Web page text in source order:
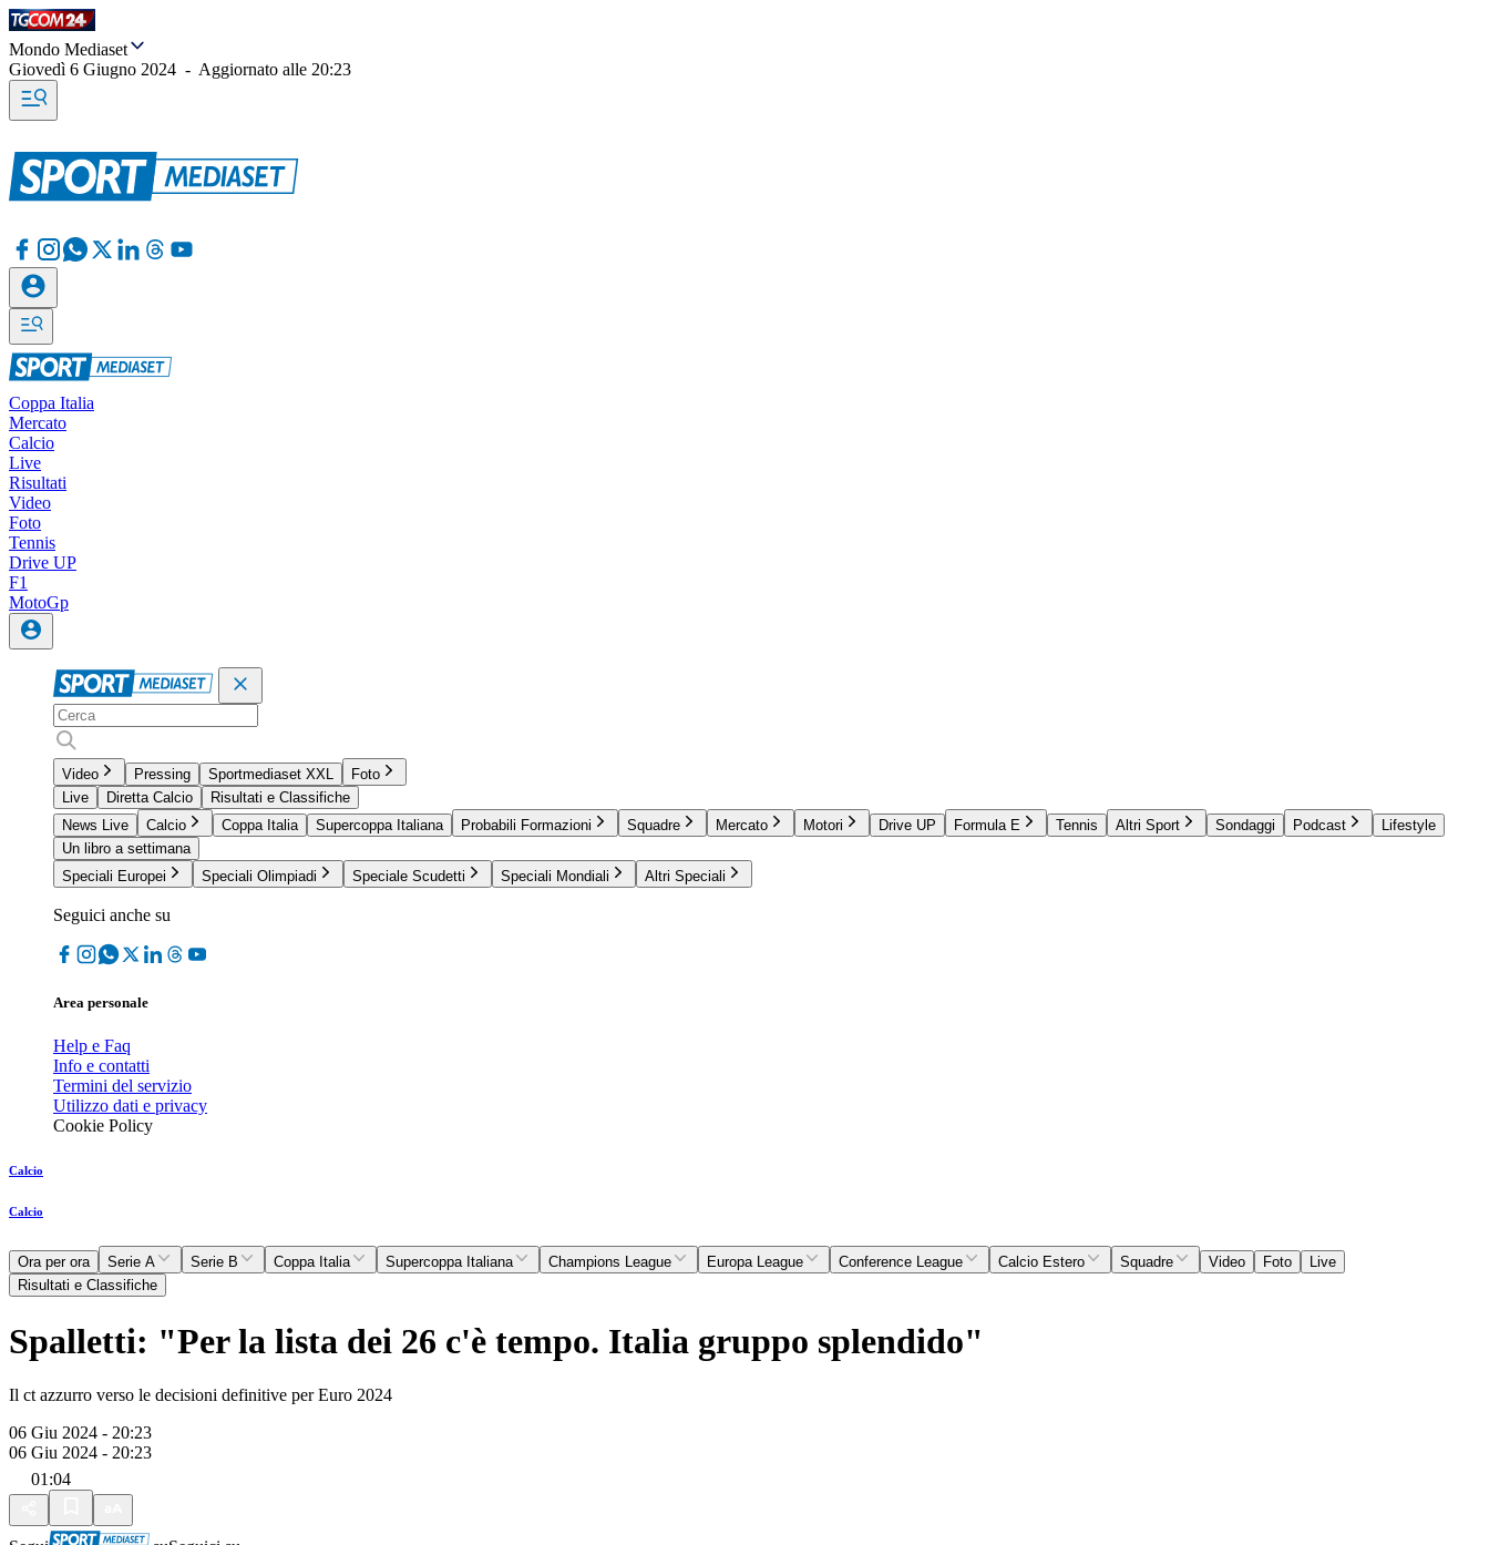
Mondo Mediaset
Giovedì 6 Giugno 2024 - Aggiornato alle 20:23
Coppa Italia
Mercato
Calcio
Live
Risultati
Video
Foto
Tennis
Drive UP
F1
MotoGp
Video Pressing Sportmediaset XXL
Foto
Live
Diretta Calcio
Risultati e Classifiche
News Live
Calcio Coppa Italia Supercoppa Italiana Probabili Formazioni Squadre Mercato Motori Drive UP Formula E Tennis Altri Sport Sondaggi Podcast
Lifestyle
Un libro a settimana
Speciali Europei
Speciali Olimpiadi Speciale Scudetti Speciali Mondiali Altri Speciali
Seguici anche su
Area personale
Help e Faq
Info e contatti
Termini del servizio
Utilizzo dati e privacy
Cookie Policy
Calcio
Calcio
Ora per ora Serie A Serie B Coppa Italia Supercoppa Italiana Champions League Europa League Conference League Calcio Estero Squadre Video Foto
Live
Risultati e Classifiche
Spalletti: "Per la lista dei 26 c'è tempo. Italia gruppo splendido"
Il ct azzurro verso le decisioni definitive per Euro 2024
06 Giu 2024 - 20:23
06 Giu 2024 - 20:23
01:04